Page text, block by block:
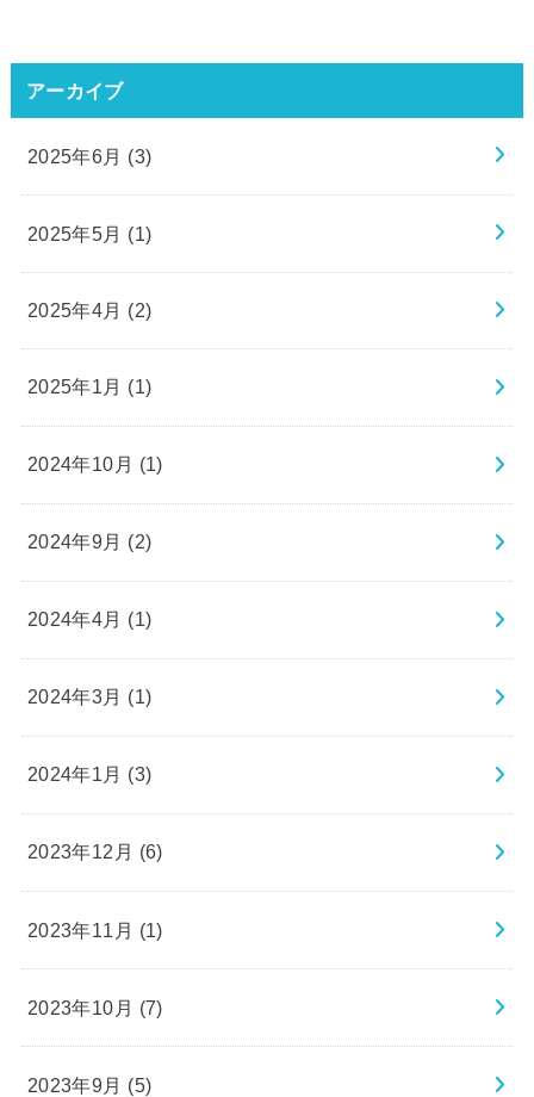
アーカイブ
2025年6月 (3)
2025年5月 (1)
2025年4月 (2)
2025年1月 (1)
2024年10月 (1)
2024年9月 (2)
2024年4月 (1)
2024年3月 (1)
2024年1月 (3)
2023年12月 (6)
2023年11月 (1)
2023年10月 (7)
2023年9月 (5)